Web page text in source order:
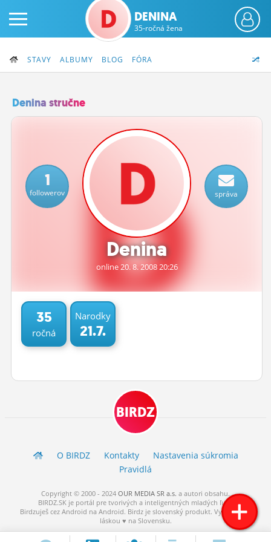
PRIHLÁS SA
ČINŽIAK
FÓRUM
STATUSY
ĽUDIA
MÔJ PROFIL
NASTAVENIA
DENINA
35-ročná žena
STAVY ALBUMY BLOG FÓRA
Denina stručne
Denina
online 20.8.2008 20:26
1
followerov správa
35
ročná
Narodky
21.7.
BIRDZ
O BIRDZ Kontakty
Nastavenia súkromia
Pravidlá
Copyright © 2000 - 2024 OUR MEDIA SR a.s. a autori obsahu.
BIRDZ.SK je portál pre tvorivých a inteligentných mladých ľudí.
Birdzuješ cez Android na Android. Birdz je slovenský produkt. Vytvorené s
láskou ♥ na Slovensku.